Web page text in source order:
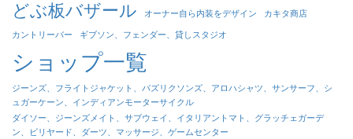
どぶ板バザール
オーナー自ら内装をデザイン カキタ商店
カントリーバー ギブソン、フェンダー、貸しスタジオ
ショップ一覧
ジーンズ、フライトジャケット、パズリクソンズ、アロハシャツ、サンサーフ、シ
ュガーケーン、インディアンモーターサイクル
ダイソー、ジーンズメイト、サブウェイ、イタリアントマト、グラッチェガーデ
ン、ビリヤード、ダーツ、マッサージ、ゲームセンター